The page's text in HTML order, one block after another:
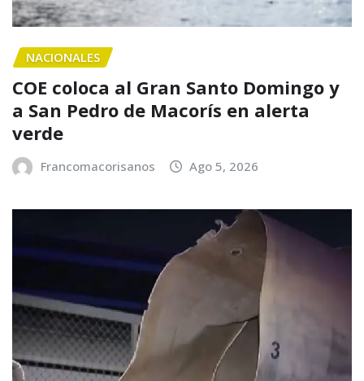
NACIONALES
COE coloca al Gran Santo Domingo y
a San Pedro de Macorís en alerta
verde
Francomacorisanos Ago 5, 2026